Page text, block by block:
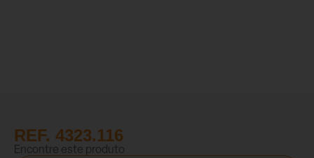
REF. 4323.116
Encontre este produto